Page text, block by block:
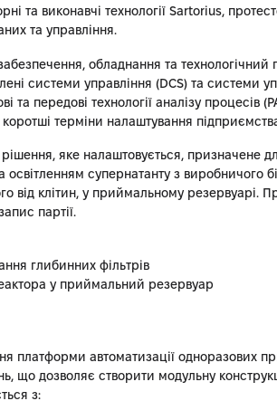
та виконавчі технології Sartorius,
та управління.
обладнання та
системи управління (DCS) та системи
та передові технології аналізу
терміни налаштування
яке налаштовується, призначене
освітленням супернатанту з
від клітин, у приймальному резервуарі.
партії.
глибинних фільтрів
у приймальний резервуар
платформи автоматизації одноразових
що дозволяє створити модульну
з: